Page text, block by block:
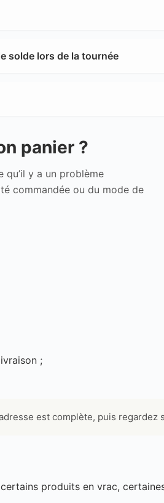
solde lors de la tournée
panier ?
qu’il y a un problème
commandée ou du mode de
;
est complète, puis
produits en vrac,